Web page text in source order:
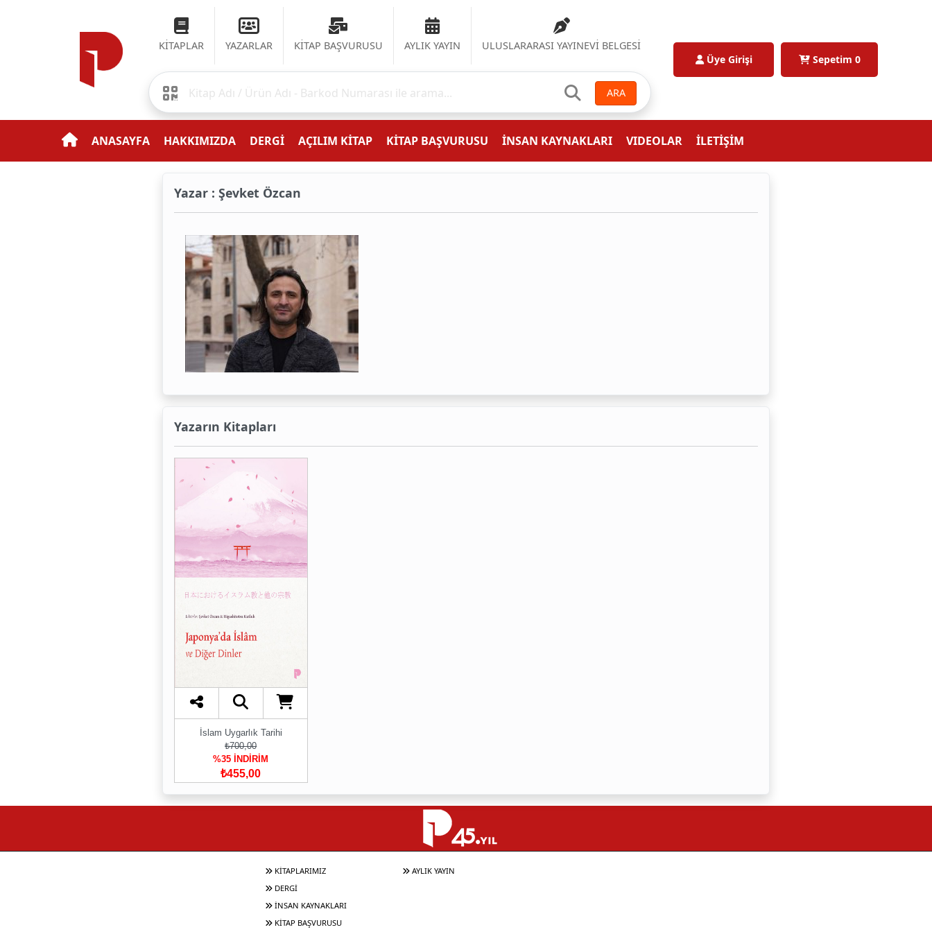
KİTAPLAR YAZARLAR KİTAP BAŞVURUSU AYLIK YAYIN ULUSLARARASI YAYINEVİ BELGESİ
ARA
Üye Girişi Sepetim 0
ANASAYFA HAKKIMIZDA DERGİ AÇILIM KİTAP KİTAP BAŞVURUSU İNSAN KAYNAKLARI VIDEOLAR İLETİŞİM
Yazar : Şevket Özcan
Yazarın Kitapları
İslam Uygarlık Tarihi
₺700,00
%35 İNDİRİM
₺455,00
KİTAPLARIMIZ
DERGİ
İNSAN KAYNAKLARI
KİTAP BAŞVURUSU
AYLIK YAYIN